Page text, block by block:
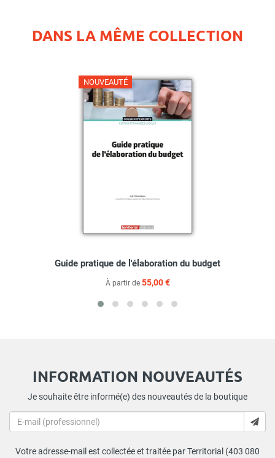
DANS LA MÊME COLLECTION
NOUVEAUTÉ
Guide pratique de l'élaboration du budget
À partir de 55,00 €
INFORMATION NOUVEAUTÉS
Je souhaite être informé(e) des nouveautés de la boutique
Votre adresse-mail est collectée et traitée par Territorial (403 080